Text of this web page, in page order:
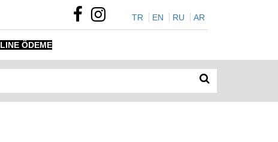
TR EN RU AR
ÖDEME